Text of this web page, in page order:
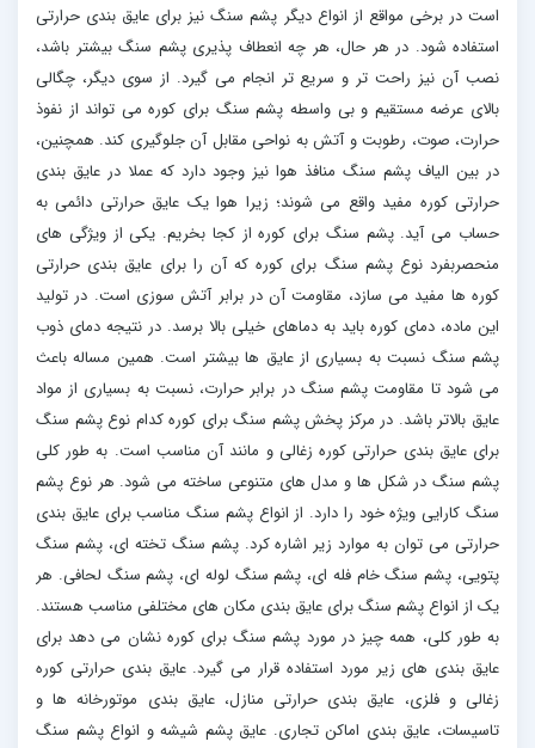
است در برخی مواقع از انواع دیگر پشم سنگ نیز برای عایق بندی حرارتی
استفاده شود. در هر حال، هر چه انعطاف پذیری پشم سنگ بیشتر باشد،
نصب آن نیز راحت تر و سریع تر انجام می گیرد. از سوی دیگر، چگالی
بالای عرضه مستقیم و بی واسطه پشم سنگ برای کوره می تواند از نفوذ
حرارت، صوت، رطوبت و آتش به نواحی مقابل آن جلوگیری کند. همچنین،
در بین الیاف پشم سنگ منافذ هوا نیز وجود دارد که عملا در عایق بندی
حرارتی کوره مفید واقع می شوند؛ زیرا هوا یک عایق حرارتی دائمی به
حساب می آید. پشم سنگ برای کوره از کجا بخریم. یکی از ویژگی های
منحصربفرد نوع پشم سنگ برای کوره که آن را برای عایق بندی حرارتی
کوره ها مفید می سازد، مقاومت آن در برابر آتش سوزی است. در تولید
این ماده، دمای کوره باید به دماهای خیلی بالا برسد. در نتیجه دمای ذوب
پشم سنگ نسبت به بسیاری از عایق ها بیشتر است. همین مساله باعث
می شود تا مقاومت پشم سنگ در برابر حرارت، نسبت به بسیاری از مواد
عایق بالاتر باشد. در مرکز پخش پشم سنگ برای کوره کدام نوع پشم سنگ
برای عایق بندی حرارتی کوره زغالی و مانند آن مناسب است. به طور کلی
پشم سنگ در شکل ها و مدل های متنوعی ساخته می شود. هر نوع پشم
سنگ کارایی ویژه خود را دارد. از انواع پشم سنگ مناسب برای عایق بندی
حرارتی می توان به موارد زیر اشاره کرد. پشم سنگ تخته ای، پشم سنگ
پتویی، پشم سنگ خام فله ای، پشم سنگ لوله ای، پشم سنگ لحافی. هر
یک از انواع پشم سنگ برای عایق بندی مکان های مختلفی مناسب هستند.
به طور کلی، همه چیز در مورد پشم سنگ برای کوره نشان می دهد برای
عایق بندی های زیر مورد استفاده قرار می گیرد. عایق بندی حرارتی کوره
زغالی و فلزی، عایق بندی حرارتی منازل، عایق بندی موتورخانه ها و
تاسیسات، عایق بندی اماکن تجاری. عایق پشم شیشه و انواع پشم سنگ